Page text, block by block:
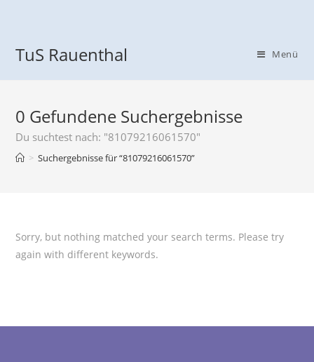
TuS Rauenthal Menü
0 Gefundene Suchergebnisse
Du suchtest nach: "81079216061570"
> Suchergebnisse für“81079216061570”
Sorry, but nothing matched your search terms. Please try
again with different keywords.